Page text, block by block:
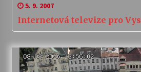
5. 9. 2007
Internetová televize pro